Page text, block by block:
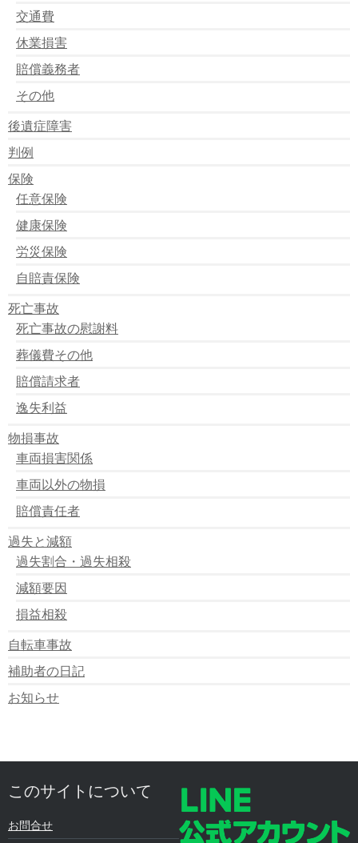
交通費
休業損害
賠償義務者
その他
後遺症障害
判例
保険
任意保険
健康保険
労災保険
自賠責保険
死亡事故
死亡事故の慰謝料
葬儀費その他
賠償請求者
逸失利益
物損事故
車両損害関係
車両以外の物損
賠償責任者
過失と減額
過失割合・過失相殺
減額要因
損益相殺
自転車事故
補助者の日記
お知らせ
このサイトについて
お問合せ